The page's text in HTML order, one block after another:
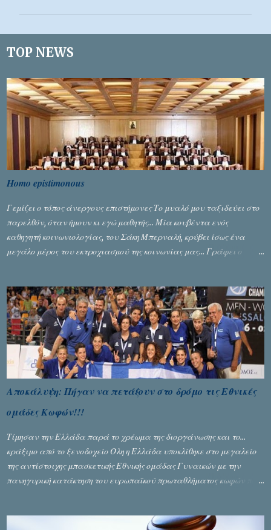
α
TOP NEWS
Homo epistimonous
Γεμίζει ο τόπος άνεργους επιστήμονες Το μυαλό μου ταξιδεύει στο
παρελθόν, όταν ήμουν κι εγώ μαθητής... Μία κουβέντα ενός
καθηγητή κοινωνιολογίας, του Σάκη Μπερναλή, κρύβει ίσως ένα
μεγάλο μέρος του εκτροχιασμού της κοινωνίας μας... Γράφει ο
Αποκάλυψη: Πήγαν να πετάξουν στο δρόμο τις Εθνικές
ομάδες Κωφών!!!
Τίμησαν την Ελλάδα παρά το χρέωμα της διοργάνωσης και το...
κράξιμο από το ξενοδοχείο Όλη η Ελλάδα υποκλίθηκε στο μεγαλείο
της αντίστοιχης μπασκετικής Εθνικής ομάδας Γυναικών με την
πανηγυρική κατάκτηση του ευρωπαϊκού πρωταθλήματος κωφών που
Ζέρβα με την πορεία τους που ολοκληρώθηκε με τη νίκη τους στον